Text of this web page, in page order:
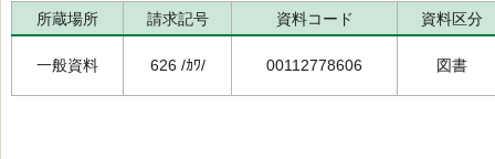
所蔵場所 請求記号 資料コード 資料区分
一般資料 626 /ｶﾜ/ 00112778606 図書